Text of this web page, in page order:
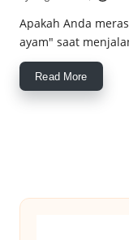
by
Apakah Anda
ayam" saat
Read More